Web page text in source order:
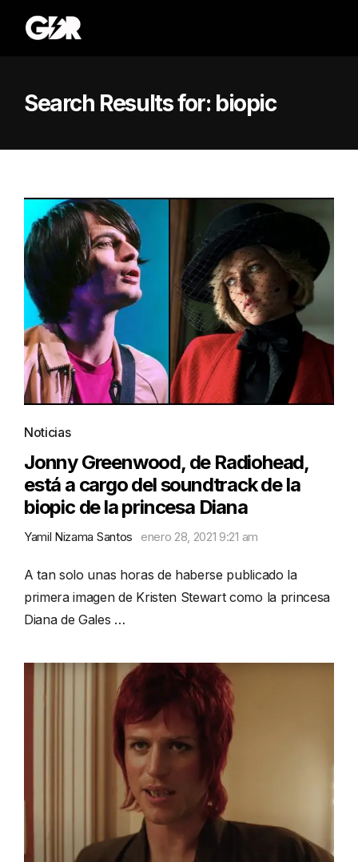
Search Results for: biopic
Noticias
Jonny Greenwood, de Radiohead,
está a cargo del soundtrack de la
biopic de la princesa Diana
Yamil Nizama Santos enero 28, 2021 9:21 am
A tan solo unas horas de haberse publicado la
primera imagen de Kristen Stewart como la princesa
Diana de Gales …